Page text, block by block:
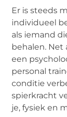
Er is steeds
individueel
als iemand
behalen. Net
een
personal
conditie
spierkracht
je, fysiek en